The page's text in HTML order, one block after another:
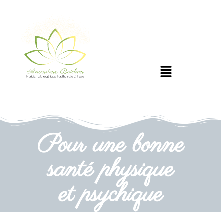
Pour une bonne
santé physique
et psychique